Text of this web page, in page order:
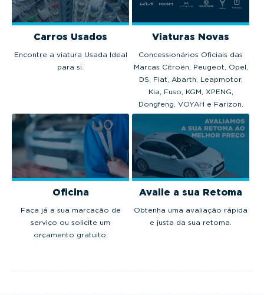
Carros Usados
Encontre a viatura Usada Ideal
para si.
Viaturas Novas
Concessionários Oficiais das
Marcas Citroën, Peugeot, Opel,
DS, Fiat, Abarth, Leapmotor,
Kia, Fuso, KGM, XPENG,
Dongfeng, VOYAH e Farizon.
Oficina
Faça já a sua marcação de
serviço ou solicite um
orçamento gratuito.
Avalie a sua Retoma
Obtenha uma avaliação rápida
e justa da sua retoma.